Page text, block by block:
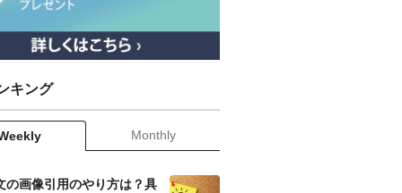
キング
Monthly
の画像引用のやり方は？具